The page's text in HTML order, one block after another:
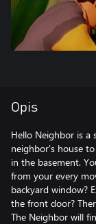
Opis
Hello Neighbor is
neighbor's house
in the basement.
from your every
backyard window?
the front door?
The Neighbor will